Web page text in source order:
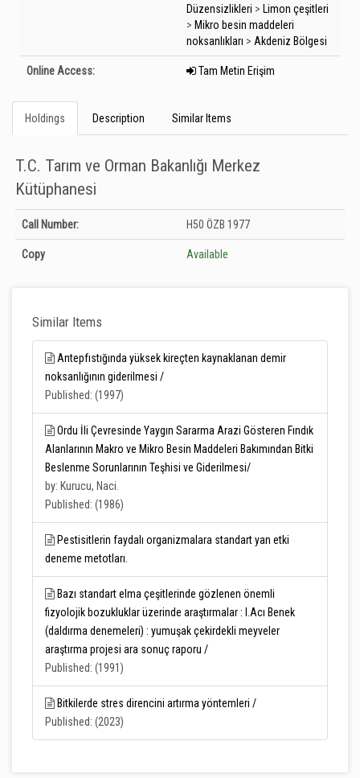
Düzensizlikleri > Limon çeşitleri
> Mikro besin maddeleri
noksanlıkları > Akdeniz Bölgesi
Online Access: Tam Metin Erişim
Holdings Description Similar Items
T.C. Tarım ve Orman Bakanlığı Merkez
Kütüphanesi
Holdings details from T.C. Tarım ve Orman Bakanlığı Merkez Kütüphanesi:
Unknown
Call Number: H50 ÖZB 1977
Copy Available
Similar Items
Antepfıstığında yüksek kireçten kaynaklanan demir
noksanlığının giderilmesi /
Published: (1997)
Ordu İli Çevresinde Yaygın Sararma Arazi Gösteren Fındık
Alanlarının Makro ve Mikro Besin Maddeleri Bakımından Bitki
Beslenme Sorunlarının Teşhisi ve Giderilmesi/
by: Kurucu, Naci.
Published: (1986)
Pestisitlerin faydalı organizmalara standart yan etki
deneme metotları.
Bazı standart elma çeşitlerinde gözlenen önemli
fizyolojik bozukluklar üzerinde araştırmalar : I.Acı Benek
(daldırma denemeleri) : yumuşak çekirdekli meyveler
araştırma projesi ara sonuç raporu /
Published: (1991)
Bitkilerde stres direncini artırma yöntemleri /
Published: (2023)